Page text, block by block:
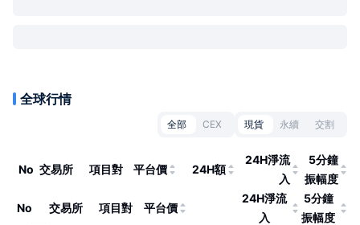
全球行情
全部 CEX 現貨 永續 交割
No 交易所 項目對 平台價 24H額
24H淨流
入
5分鐘
振幅度
No 交易所 項目對 平台價
24H淨流
入
5分鐘
振幅度